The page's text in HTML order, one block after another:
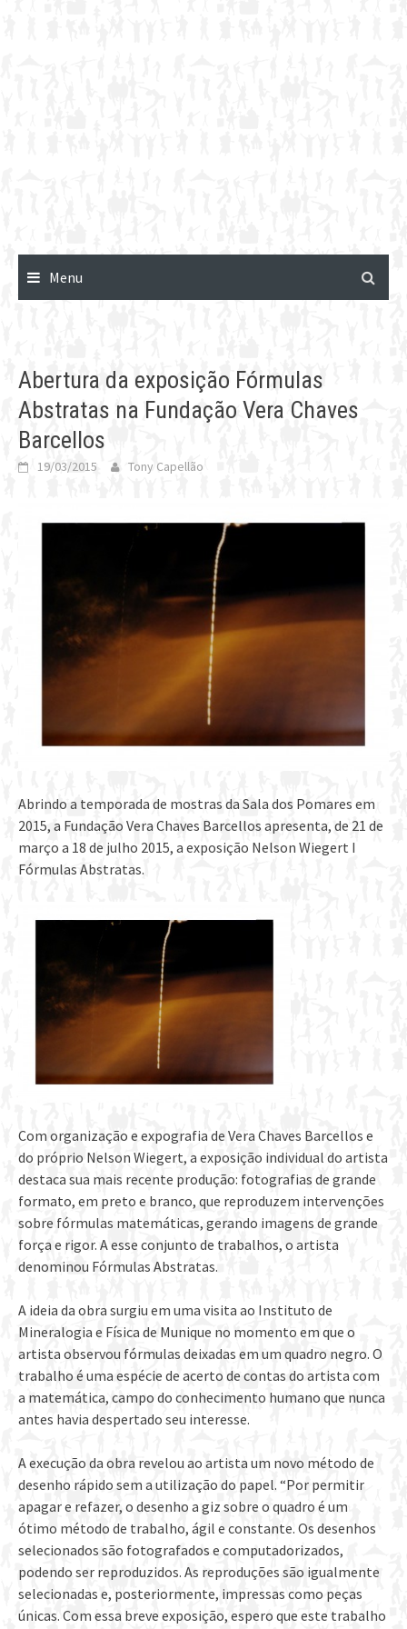
Menu
Abertura da exposição Fórmulas
Abstratas na Fundação Vera Chaves
Barcellos
19/03/2015 Tony Capellão
Abrindo a temporada de mostras da Sala dos Pomares em
2015, a Fundação Vera Chaves Barcellos apresenta, de 21 de
março a 18 de julho 2015, a exposição Nelson Wiegert I
Fórmulas Abstratas.
Com organização e expografia de Vera Chaves Barcellos e
do próprio Nelson Wiegert, a exposição individual do artista
destaca sua mais recente produção: fotografias de grande
formato, em preto e branco, que reproduzem intervenções
sobre fórmulas matemáticas, gerando imagens de grande
força e rigor. A esse conjunto de trabalhos, o artista
denominou Fórmulas Abstratas.
A ideia da obra surgiu em uma visita ao Instituto de
Mineralogia e Física de Munique no momento em que o
artista observou fórmulas deixadas em um quadro negro. O
trabalho é uma espécie de acerto de contas do artista com
a matemática, campo do conhecimento humano que nunca
antes havia despertado seu interesse.
A execução da obra revelou ao artista um novo método de
desenho rápido sem a utilização do papel. “Por permitir
apagar e refazer, o desenho a giz sobre o quadro é um
ótimo método de trabalho, ágil e constante. Os desenhos
selecionados são fotografados e computadorizados,
podendo ser reproduzidos. As reproduções são igualmente
selecionadas e, posteriormente, impressas como peças
únicas. Com essa breve exposição, espero que este trabalho